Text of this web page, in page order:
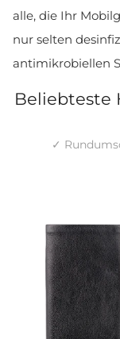
alle, die Ihr
nur selten
antimikrobiellen
Beliebteste
✓